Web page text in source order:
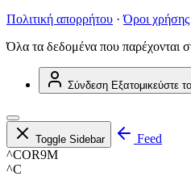
Πολιτική απορρήτου · Όροι χρήσης
Όλα τα δεδομένα που παρέχονται
Σύνδεση Εξατομικεύστε
Toggle Sidebar
Feed
^COR9M
^C